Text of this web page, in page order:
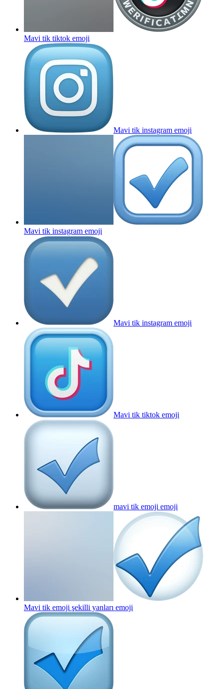
Mavi tik tiktok emoji
Mavi tik instagram emoji
Mavi tik instagram emoji
Mavi tik instagram emoji
Mavi tik tiktok emoji
mavi tik emoji emoji
Mavi tik emoji şekilli yanları emoji